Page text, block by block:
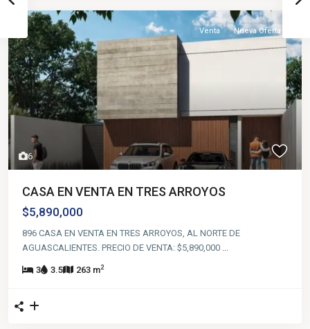
6
Venta Nueva Oferta
CASA EN VENTA EN TRES ARROYOS
$5,890,000
896 CASA EN VENTA EN TRES ARROYOS, AL NORTE DE
AGUASCALIENTES. PRECIO DE VENTA: $5,890,000 ...
3 3.5 263 m2